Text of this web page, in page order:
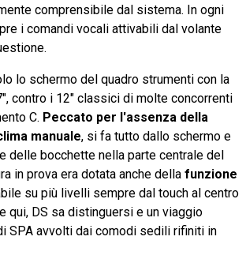
comprensibile dal sistema. In ogni
i comandi vocali attivabili dal volante
lo schermo del quadro strumenti con la
contro i 12" classici di molte concorrenti
C. Peccato per l'assenza della
manuale, si fa tutto dallo schermo e
delle bocchette nella parte centrale del
in prova era dotata anche della funzione
su più livelli sempre dal touch al centro
qui, DS sa distinguersi e un viaggio
SPA avvolti dai comodi sedili rifiniti in